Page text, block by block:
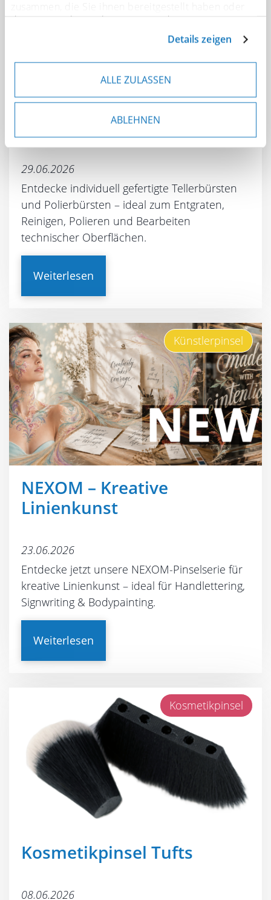
die sie im Rahmen Ihrer Nutzung der Dienste
gesammelt haben. Sofern personenbezogene Daten in
Drittländer übermittelt werden, besteht das Risiko,
dass Behörden auf diese Daten zugreifen und sie
auswerten. Sie können Ihre Einwilligung jederzeit
anpassen oder widerrufen. Weitere Details hierzu
finden Sie in unsererDatenschutzerklärung.
Details zeigen
ALLE ZULASSEN
ABLEHNEN
Tellerbürsten &
Polierbürsten
29.06.2026
Entdecke individuell gefertigte Tellerbürsten
und Polierbürsten – ideal zum Entgraten,
Reinigen, Polieren und Bearbeiten
technischer Oberflächen.
Weiterlesen
Künstlerpinsel
NEXOM – Kreative
Linienkunst
23.06.2026
Entdecke jetzt unsere NEXOM-Pinselserie für
kreative Linienkunst – ideal für Handlettering,
Signwriting & Bodypainting.
Weiterlesen
Kosmetikpinsel
Kosmetikpinsel Tufts
08.06.2026